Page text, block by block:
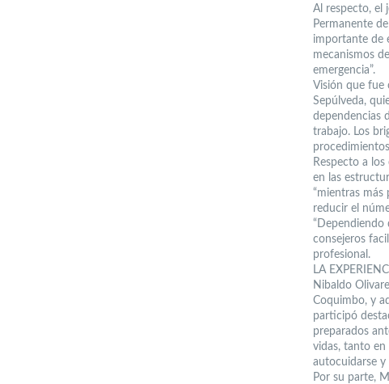
Al respecto, el
Permanente
importante de
mecanismos
emergencia”.
Visión que fue
Sepúlveda,
dependencias
trabajo. Los
Respecto a
en las
“mientras más
reducir el
“Dependiendo
consejeros
profesional.
LA
Nibaldo
Coquimbo, y
participó
preparados
vidas, tanto en
autocuidarse y
Por su parte,